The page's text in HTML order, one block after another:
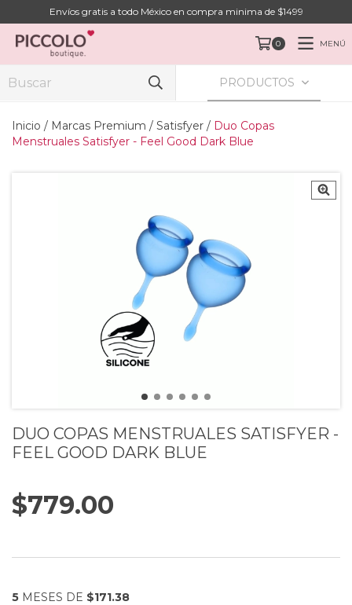
Envíos gratis a todo México en compra minima de $1499
0 MENÚ
PRODUCTOS
Inicio / Marcas Premium / Satisfyer / Duo Copas
Menstruales Satisfyer - Feel Good Dark Blue
DUO COPAS MENSTRUALES SATISFYER -
FEEL GOOD DARK BLUE
$779.00
5 MESES DE $171.38